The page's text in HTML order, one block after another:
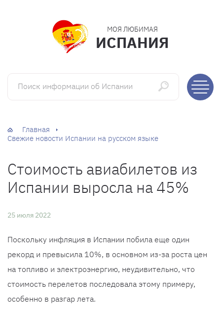
МОЯ ЛЮБИМАЯ
ИСПАНИЯ
Поиск информации об Испании
Главная
Свежие новости Испании на русском языке
Стоимость авиабилетов из
Испании выросла на 45%
25 июля 2022
Поскольку инфляция в Испании побила еще один
рекорд и превысила 10%, в основном из-за роста цен
на топливо и электроэнергию, неудивительно, что
стоимость перелетов последовала этому примеру,
особенно в разгар лета.